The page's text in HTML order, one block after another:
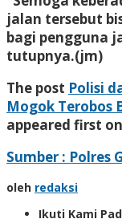
jalan tersebut
bagi pengguna
tutupnya.(jm)
The post Polisi
Mogok Terobos
appeared first on
Sumber : Polres
oleh redaksi
Ikuti Kami